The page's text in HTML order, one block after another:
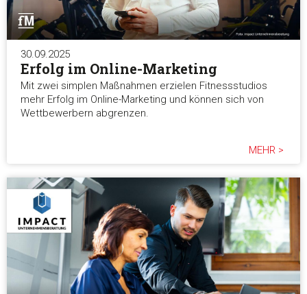
30.09.2025
Erfolg im Online-Marketing
Mit zwei simplen Maßnahmen erzielen Fitnessstudios
mehr Erfolg im Online-Marketing und können sich von
Wettbewerbern abgrenzen.
MEHR >